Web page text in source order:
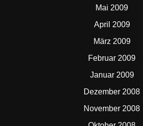
Mai 2009
April 2009
März 2009
Februar 2009
Januar 2009
Dezember 2008
November 2008